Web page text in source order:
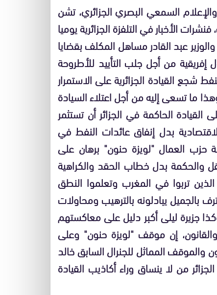
والإعلام السمعي البصري الجزائري، تشن
الأخبار في التلفزة الجزائرية يوميا
عبد القادر مساهل المكلف بقضايا
إفريقية من أجل جلب التأييد للأطروحة
شجع القيادة الجزائرية على الاستمرار
ما تسعى إليه من أجل اعتلاء السيادة
الحاكمة في الجزائر أن تستثمر
بدل إنفاق عائدات النفط في
حزب العمال "لويزة حنون" برهان على
والحكمة بدل خطاب الحقد والكراهية
تربوا في المغرب وتعلموا النطق
بالجميل يبادلونه بالترهيب ومحاولات
جزيرة ليلى أكبر دليل على معاكستهم
إن موقف "لويزة حنون" وعلى
والموقف المماثل للجنرال السابق خالد
من لا ينساق وراء أكاذيب القيادة